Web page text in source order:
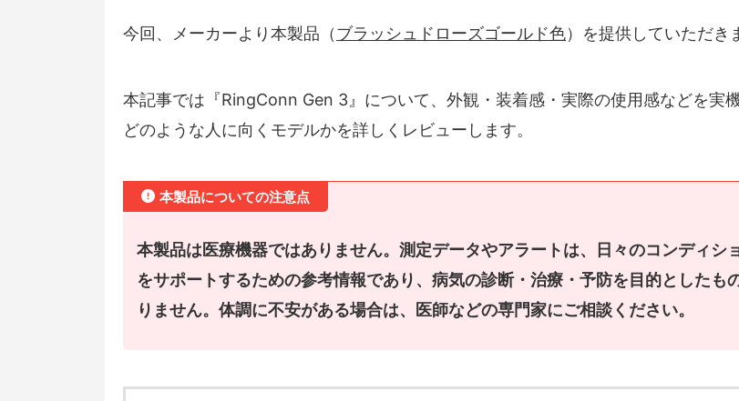
今回、メーカーより本製品（ブラッシュドローズゴールド色）を提供していただき
本記事では『RingConn Gen 3』について、外観・装着感・実際の使用感などを実機
どのような人に向くモデルかを詳しくレビューします。
本製品についての注意点
本製品は医療機器ではありません。測定データやアラートは、日々のコンディシ
をサポートするための参考情報であり、病気の診断・治療・予防を目的としたも
りません。体調に不安がある場合は、医師などの専門家にご相談ください。